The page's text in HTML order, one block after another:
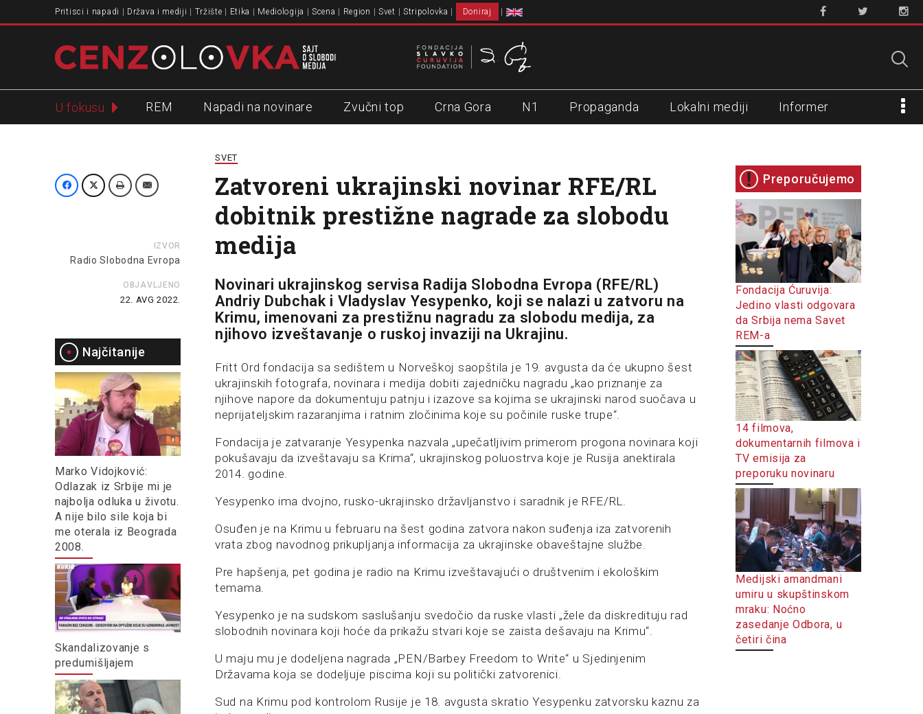
Pritisci i napadi Država i mediji Tržište Etika Mediologija Scena Region Svet Stripolovka Doniraj
U fokusu REM Napadi na novinare Zvučni top Crna Gora N1 Propaganda Lokalni mediji Informer
IZVOR
Radio Slobodna Evropa
OBJAVLJENO
22. AVG 2022.
Najčitanije
Marko Vidojković:
Odlazak iz Srbije mi je
najbolja odluka u životu.
A nije bilo sile koja bi
me oterala iz Beograda
2008.
Skandalizovanje s
predumišljajem
SVET
Zatvoreni ukrajinski novinar RFE/RL
dobitnik prestižne nagrade za slobodu
medija
Novinari ukrajinskog servisa Radija Slobodna Evropa (RFE/RL)
Andriy Dubchak i Vladyslav Yesypenko, koji se nalazi u zatvoru na
Krimu, imenovani za prestižnu nagradu za slobodu medija, za
njihovo izveštavanje o ruskoj invaziji na Ukrajinu.
Fritt Ord fondacija sa sedištem u Norveškoj saopštila je 19. avgusta da će ukupno šest
ukrajinskih fotografa, novinara i medija dobiti zajedničku nagradu „kao priznanje za
njihove napore da dokumentuju patnju i izazove sa kojima se ukrajinski narod suočava u
neprijateljskim razaranjima i ratnim zločinima koje su počinile ruske trupe“.
Fondacija je zatvaranje Yesypenka nazvala „upečatljivim primerom progona novinara koji
pokušavaju da izveštavaju sa Krima“, ukrajinskog poluostrva koje je Rusija anektirala
2014. godine.
Yesypenko ima dvojno, rusko-ukrajinsko državljanstvo i saradnik je RFE/RL.
Osuđen je na Krimu u februaru na šest godina zatvora nakon suđenja iza zatvorenih
vrata zbog navodnog prikupljanja informacija za ukrajinske obaveštajne službe.
Pre hapšenja, pet godina je radio na Krimu izveštavajući o društvenim i ekološkim
temama.
Yesypenko je na sudskom saslušanju svedočio da ruske vlasti „žele da diskredituju rad
slobodnih novinara koji hoće da prikažu stvari koje se zaista dešavaju na Krimu“.
U maju mu je dodeljena nagrada „PEN/Barbey Freedom to Write“ u Sjedinjenim
Državama koja se dodeljuje piscima koji su politički zatvorenici.
Sud na Krimu pod kontrolom Rusije je 18. avgusta skratio Yesypenku zatvorsku kaznu za
Preporučujemo
Fondacija Ćuruvija:
Jedino vlasti odgovara
da Srbija nema Savet
REM-a
14 filmova,
dokumentarnih filmova i
TV emisija za
preporuku novinaru
Medijski amandmani
umiru u skupštinskom
mraku: Noćno
zasedanje Odbora, u
četiri čina